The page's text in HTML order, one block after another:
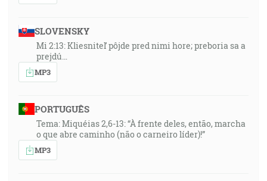
SLOVENSKY
Mi 2:13: Kliesniteľ pôjde pred nimi hore; preboria sa a
prejdú…
MP3
PORTUGUÊS
Tema: Miquéias 2,6-13: “À frente deles, então, marcha
o que abre caminho (não o carneiro líder)!”
MP3